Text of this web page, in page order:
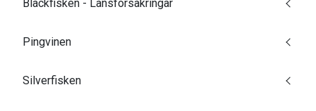
Bläckfisken - Länsförsäkringar
Pingvinen
Silverfisken